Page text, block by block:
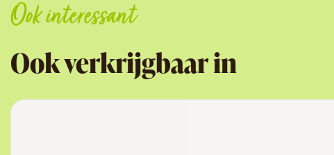
Ook interessant
Ook verkrijgbaar in